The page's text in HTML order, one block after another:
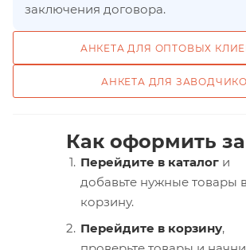
заключения договора.
АНКЕТА ДЛЯ ОПТОВЫХ
АНКЕТА ДЛЯ
Как оформить
Перейдите в каталог и
добавьте нужные товары в
корзину.
Перейдите в корзину,